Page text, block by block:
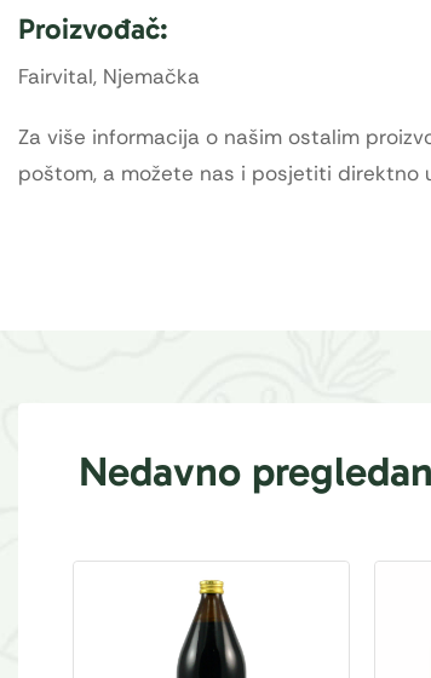
Proizvođač:
Fairvital, Njemačka
Za više informacija o našim ostalim
poštom, a možete nas i posjetiti direktno
Nedavno